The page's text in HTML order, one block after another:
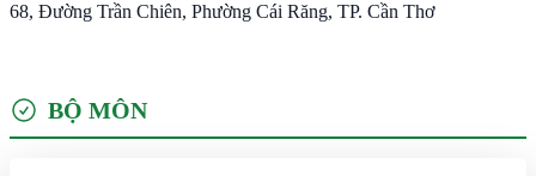
68, Đường Trần Chiên, Phường Cái Răng, TP. Cần Thơ
BỘ MÔN